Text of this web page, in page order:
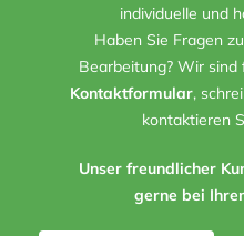
individuelle und
Haben Sie Fragen
Bearbeitung? Wir sind
Kontaktformular,
kontaktieren
Unser freundlicher
gerne bei